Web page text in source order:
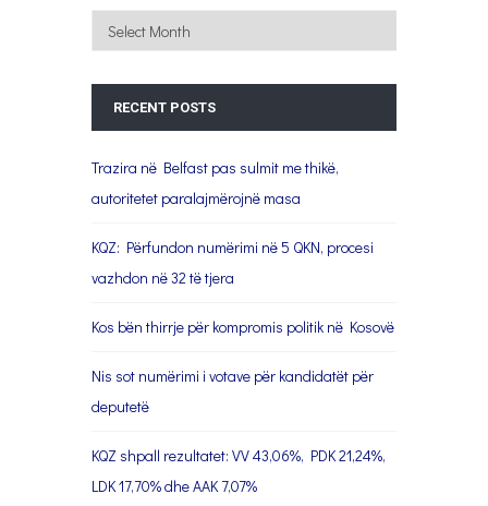
Archives
RECENT POSTS
Trazira në Belfast pas sulmit me thikë,
autoritetet paralajmërojnë masa
KQZ: Përfundon numërimi në 5 QKN, procesi
vazhdon në 32 të tjera
Kos bën thirrje për kompromis politik në Kosovë
Nis sot numërimi i votave për kandidatët për
deputetë
KQZ shpall rezultatet: VV 43,06%, PDK 21,24%,
LDK 17,70% dhe AAK 7,07%